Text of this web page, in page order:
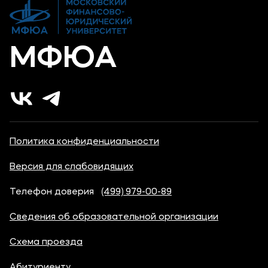
Карьера
МФЮА
Политика конфиденциальности
Версия для слабовидящих
Телефон доверия (499) 979-00-89
Сведения об образовательной организации
Схема проезда